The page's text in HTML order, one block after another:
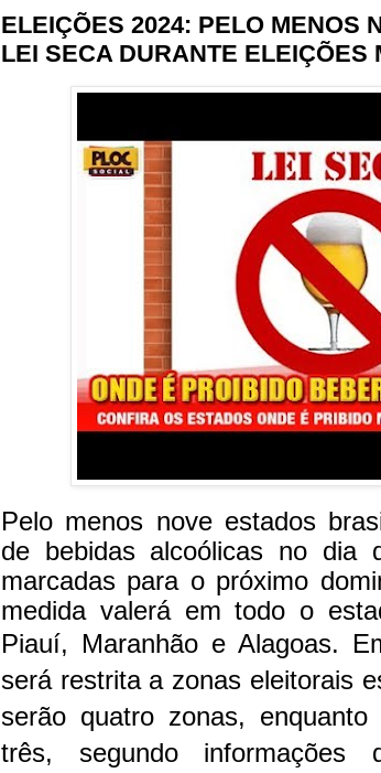
ELEIÇÕES 2024: PELO MENOS
LEI SECA DURANTE ELEIÇÕES
Pelo menos nove estados
de bebidas alcoólicas no dia
marcadas para o próximo
medida valerá em todo o
Piauí, Maranhão e Alagoas.
será restrita a zonas eleitorais
serão quatro zonas,
três, segundo informações